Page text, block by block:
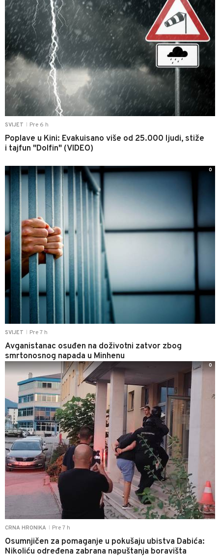
SVIJET Pre 6 h
Poplave u Kini: Evakuisano više od 25.000 ljudi, stiže
i tajfun "Dolfin" (VIDEO)
SVIJET Pre 7 h
Avganistanac osuđen na doživotni zatvor zbog
smrtonosnog napada u Minhenu
0
CRNA HRONIKA Pre 7 h
Osumnjičen za pomaganje u pokušaju ubistva Dabića:
Nikoliću određena zabrana napuštanja boravišta
0